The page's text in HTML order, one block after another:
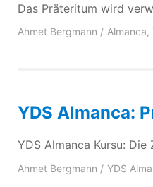
Das Präteritum wird
Ahmet Bergmann Almanca,
YDS Almanca:
YDS Almanca Kursu: Die
Ahmet Bergmann YDS